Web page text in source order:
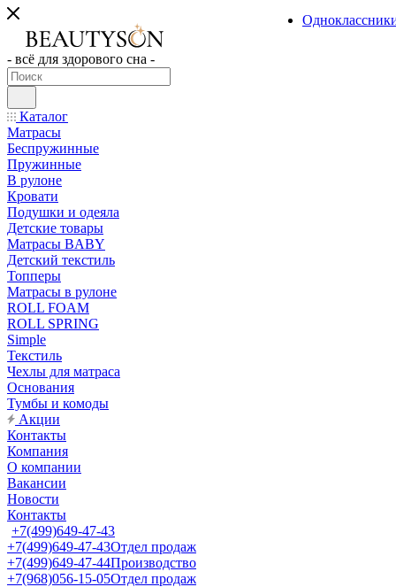
- всё для здорового сна -
Каталог
Матрасы
Беспружинные
Пружинные
В рулоне
Кровати
Подушки и одеяла
Детские товары
Матрасы BABY
Детский текстиль
Топперы
Матрасы в рулоне
ROLL FOAM
ROLL SPRING
Simple
Текстиль
Чехлы для матраса
Основания
Тумбы и комоды
Акции
Контакты
Компания
О компании
Вакансии
Новости
Контакты
+7(499)649-47-43
+7(499)649-47-43Отдел продаж
+7(499)649-47-44Производство
+7(968)056-15-05Отдел продаж